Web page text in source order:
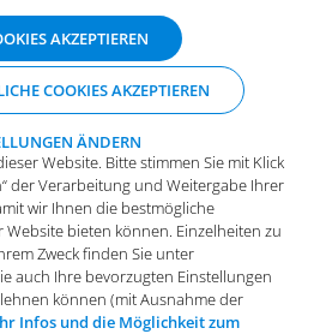
bei Arvato Systems liegt
Consulting, Microsoft Copilot
Erfahrung in der digitalen
er Unternehmen dabei, moderne
und effizient zu gestalten.
UNSERE NEWSLETTER
Website. Bitte stimmen Sie mit Klick
der Verarbeitung und Weitergabe Ihrer
wir Ihnen die bestmögliche
bieten können. Einzelheiten zu
Zweck finden Sie unter
auch Ihre bevorzugten Einstellungen
können (mit Ausnahme der
Infos und die Möglichkeit zum
AKZEPTIEREN
COOKIES AKZEPTIEREN
ÄNDERN
Website. Bitte stimmen Sie mit Klick
der Verarbeitung und Weitergabe Ihrer
wir Ihnen die bestmögliche
bieten können. Einzelheiten zu
Zweck finden Sie unter
auch Ihre bevorzugten Einstellungen
können (mit Ausnahme der
Infos und die Möglichkeit zum
Cookies
essenziell wichtig für die einwandfreie